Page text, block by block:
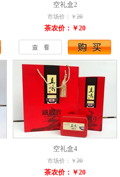
空礼盒2
市场价：￥ 20
茶农价：￥20
空礼盒4
市场价：￥ 20
茶农价：￥20